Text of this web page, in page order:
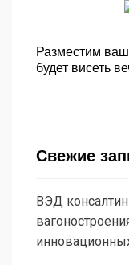
Разместим
будет висеть
Свежие
ВЭД